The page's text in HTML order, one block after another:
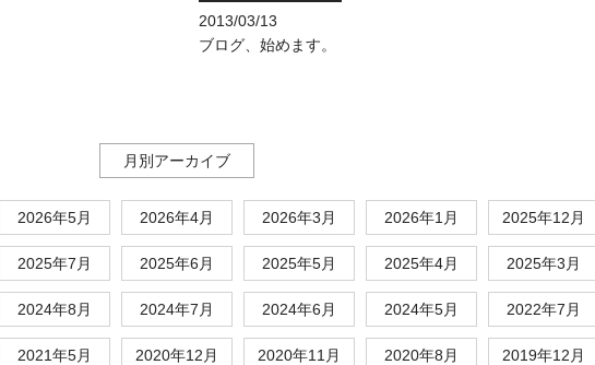
2013/03/13
ブログ、始めます。
月別アーカイブ
2026年5月 2026年4月 2026年3月 2026年1月 2025年12月
2025年7月 2025年6月 2025年5月 2025年4月 2025年3月
2024年8月 2024年7月 2024年6月 2024年5月 2022年7月
2021年5月 2020年12月 2020年11月 2020年8月 2019年12月